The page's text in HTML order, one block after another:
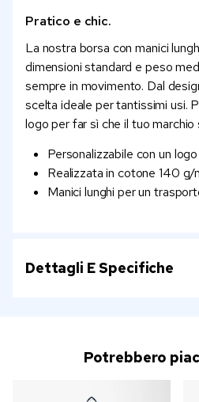
Pratico e chic.
La nostra borsa con manici
dimensioni standard e peso
sempre in movimento. Dal
scelta ideale per tantissimi usi.
logo per far sì che il tuo
Personalizzabile con un
Realizzata in cotone 140 g/
Manici lunghi per un
Dettagli E Specifiche
Potrebbero